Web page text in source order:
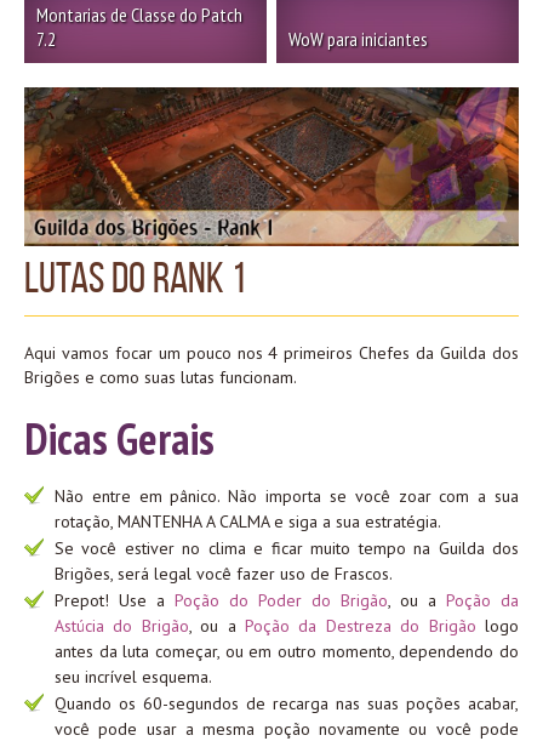
Montarias de Classe do Patch
7.2
WoW para iniciantes
Lutas do Rank 1
Aqui vamos focar um pouco nos 4 primeiros Chefes da Guilda dos
Brigões e como suas lutas funcionam.
Dicas Gerais
Não entre em pânico. Não importa se você zoar com a sua
rotação, MANTENHA A CALMA e siga a sua estratégia.
Se você estiver no clima e ficar muito tempo na Guilda dos
Brigões, será legal você fazer uso de Frascos.
Prepot! Use a Poção do Poder do Brigão, ou a Poção da
Astúcia do Brigão, ou aPoção da Destreza do Brigão logo
antes da luta começar, ou em outro momento, dependendo do
seu incrível esquema.
Quando os 60-segundos de recarga nas suas poções acabar,
você pode usar a mesma poção novamente ou você pode